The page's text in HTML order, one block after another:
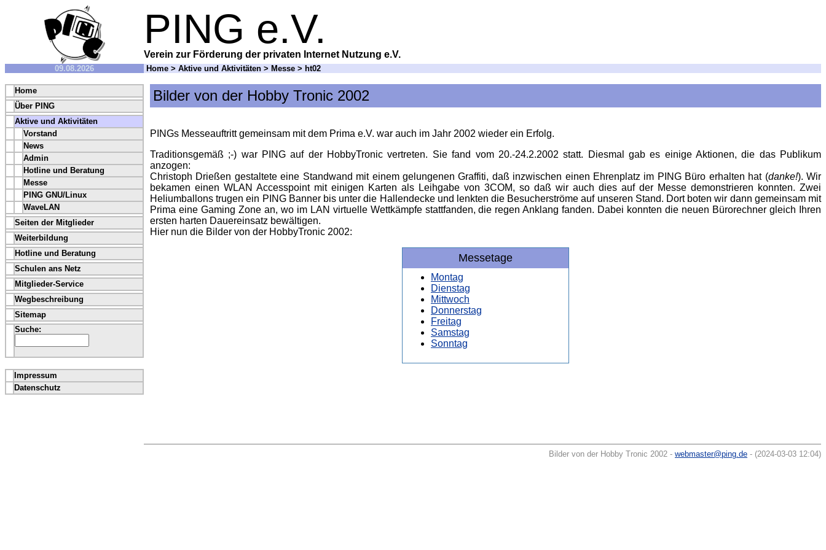
PING e.V.
Verein zur Förderung der privaten Internet Nutzung e.V.
09.08.2026 Home > Aktive und Aktivitäten > Messe > ht02
Home
Über PING
Aktive und Aktivitäten
Vorstand
News
Admin
Hotline und Beratung
Messe
PING GNU/Linux
WaveLAN
Seiten der Mitglieder
Weiterbildung
Hotline und Beratung
Schulen ans Netz
Mitglieder-Service
Wegbeschreibung
Sitemap
Suche:
Impressum
Datenschutz
Bilder von der Hobby Tronic 2002
PINGs Messeauftritt gemeinsam mit dem Prima e.V. war auch im Jahr 2002 wieder ein Erfolg.
Traditionsgemäß ;-) war PING auf der HobbyTronic vertreten. Sie fand vom 20.-24.2.2002 statt. Diesmal gab es einige Aktionen, die das Publikum
anzogen:
Christoph Drießen gestaltete eine Standwand mit einem gelungenen Graffiti, daß inzwischen einen Ehrenplatz im PING Büro erhalten hat (danke!). Wir
bekamen einen WLAN Accesspoint mit einigen Karten als Leihgabe von 3COM, so daß wir auch dies auf der Messe demonstrieren konnten. Zwei
Heliumballons trugen ein PING Banner bis unter die Hallendecke und lenkten die Besucherströme auf unseren Stand. Dort boten wir dann gemeinsam mit
Prima eine Gaming Zone an, wo im LAN virtuelle Wettkämpfe stattfanden, die regen Anklang fanden. Dabei konnten die neuen Bürorechner gleich Ihren
ersten harten Dauereinsatz bewältigen.
Hier nun die Bilder von der HobbyTronic 2002:
Messetage
Montag
Dienstag
Mittwoch
Donnerstag
Freitag
Samstag
Sonntag
Bilder von der Hobby Tronic 2002 - webmaster@ping.de - (2024-03-03 12:04)